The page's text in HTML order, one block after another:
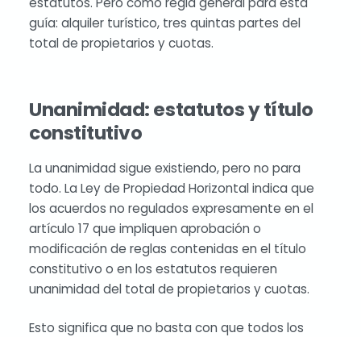
guía: alquiler turístico, tres quintas partes del
total de propietarios y cuotas.
Unanimidad: estatutos y título
constitutivo
La unanimidad sigue existiendo, pero no para
todo. La Ley de Propiedad Horizontal indica que
los acuerdos no regulados expresamente en el
artículo 17 que impliquen aprobación o
modificación de reglas contenidas en el título
constitutivo o en los estatutos requieren
unanimidad del total de propietarios y cuotas.
Esto significa que no basta con que todos los